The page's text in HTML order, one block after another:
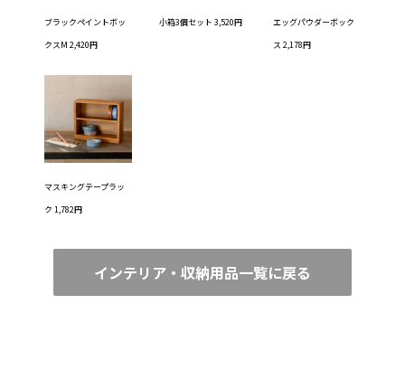
ブラックペイントボッ
クスM 2,420円
小箱3個セット 3,520円
エッグパウダーボック
ス 2,178円
マスキングテープラッ
ク 1,782円
インテリア・収納用品一覧に戻る